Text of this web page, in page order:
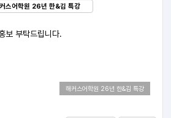
스어학원 26년 한&김 특강
보 부탁드립니다.
해커스어학원 26년 한&김 특강